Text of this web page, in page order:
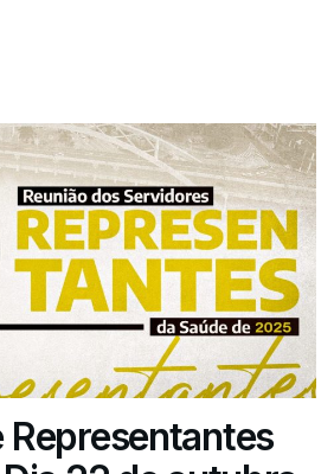
Representantes